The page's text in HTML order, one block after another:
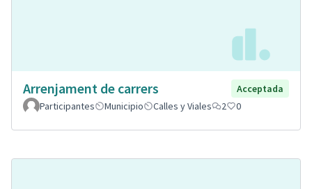
Arrenjament de carrers
Acceptada
Participantes
Municipio Calles y Viales 2 0